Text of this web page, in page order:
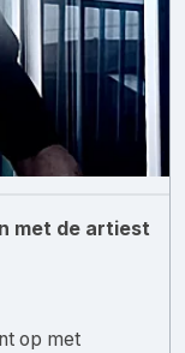
met de artiest
op met